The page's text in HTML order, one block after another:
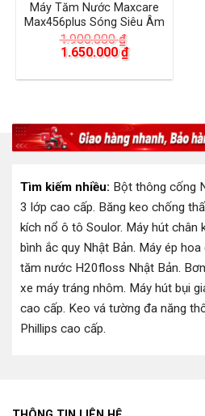
Máy Tăm Nước Maxcare
Max456plus Sóng Siêu Âm
1.900.000₫
Giá
là:
1.650.000₫Giá
hiện
tại
Tìm kiếm nhiều: Bột thông cống
3 lớp cao cấp. Băng keo chống
kích nổ ô tô Soulor. Máy hút chân
bình ắc quy Nhật Bản. Máy ép
tăm nước H20floss Nhật Bản.
xe máy tráng nhôm. Máy hút bụi
cao cấp. Keo vá tường đa năng
Phillips cao cấp.